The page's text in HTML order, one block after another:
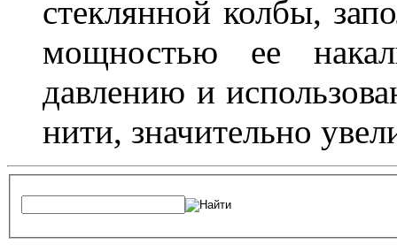
стеклянной колбы,
мощностью ее
давлению и
нити, значительно